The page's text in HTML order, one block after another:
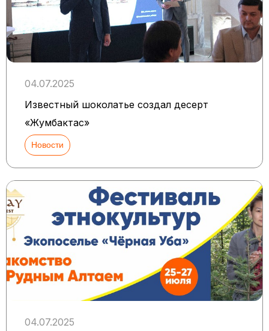
04.07.2025
Известный шоколатье создал десерт
«Жумбактас»
Новости
04.07.2025